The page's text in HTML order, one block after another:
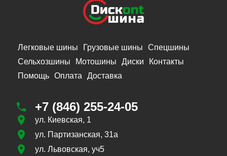
Легковые шины Грузовые шины
Спецшины
Сельхозшины
Мотошины Диски
Контакты
Помощь Оплата Доставка
+7 (846) 255-24-05
ул. Киевская, 1
ул. Партизанская, 31а
ул. Львовская, уч5